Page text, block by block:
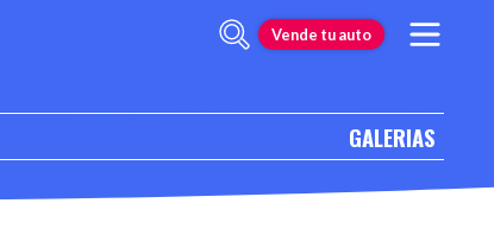
Vende tu auto
GALERIAS